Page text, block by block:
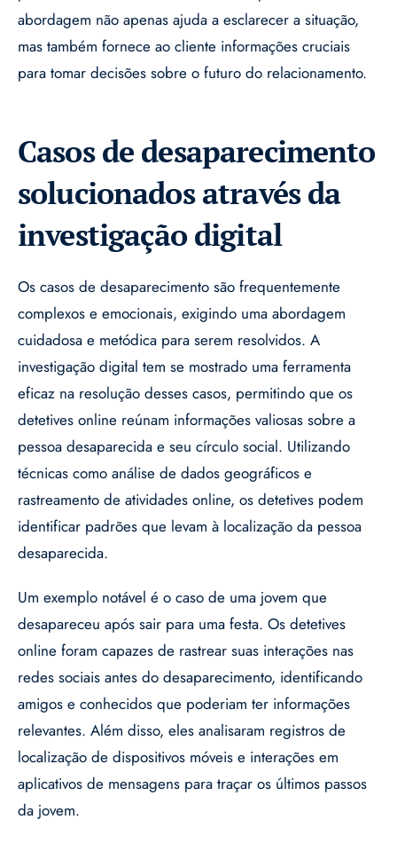
abordagem não apenas ajuda a esclarecer a situação,
mas também fornece ao cliente informações cruciais
para tomar decisões sobre o futuro do relacionamento.
Casos de desaparecimento
solucionados através da
investigação digital
Os casos de desaparecimento são frequentemente
complexos e emocionais, exigindo uma abordagem
cuidadosa e metódica para serem resolvidos. A
investigação digital tem se mostrado uma ferramenta
eficaz na resolução desses casos, permitindo que os
detetives online reúnam informações valiosas sobre a
pessoa desaparecida e seu círculo social. Utilizando
técnicas como análise de dados geográficos e
rastreamento de atividades online, os detetives podem
identificar padrões que levam à localização da pessoa
desaparecida.
Um exemplo notável é o caso de uma jovem que
desapareceu após sair para uma festa. Os detetives
online foram capazes de rastrear suas interações nas
redes sociais antes do desaparecimento, identificando
amigos e conhecidos que poderiam ter informações
relevantes. Além disso, eles analisaram registros de
localização de dispositivos móveis e interações em
aplicativos de mensagens para traçar os últimos passos
da jovem.